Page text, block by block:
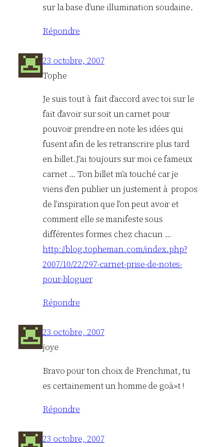
sur la base d’une illumination soudaine.
Répondre
23 octobre, 2007
Tophe
Je suis tout à fait d’accord avec toi sur le
fait d’avoir sur soit un carnet pour
pouvoir prendre en note les idées qui
fusent afin de les retranscrire plus tard
en billet.J’ai toujours sur moi ce fameux
carnet … Ton billet m’a touché car je
viens d’en publier un justement à propos
de l’inspiration que l’on peut avoir et
comment elle se manifeste sous
différentes formes chez chacun …
http://blog.topheman.com/index.php?
2007/10/22/297-carnet-prise-de-notes-
pour-bloguer
Répondre
23 octobre, 2007
joye
Bravo pour ton choix de Frenchmat, tu
es certainement un homme de goà»t !
Répondre
23 octobre, 2007